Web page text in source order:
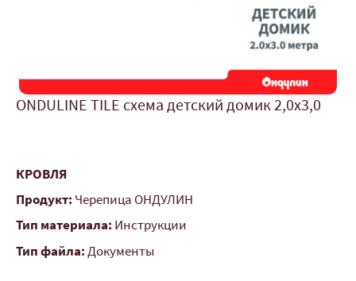
ONDULINE TILE схема детский домик 2,0x3,0
КРОВЛЯ
Продукт: Черепица ОНДУЛИН
Тип материала: Инструкции
Тип файла: Документы